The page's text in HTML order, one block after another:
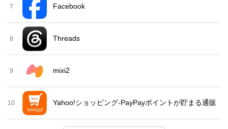
7 Facebook
8 Threads
9 mixi2
10 Yahoo!ショッピング-PayPayポイントが貯まる通販